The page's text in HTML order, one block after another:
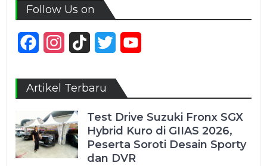
Follow Us on
FacebookInstagram
TikTok Twitter
Artikel Terbaru
Test Drive Suzuki Fronx SGX
Hybrid Kuro di GIIAS 2026,
Peserta Soroti Desain Sporty
dan DVR